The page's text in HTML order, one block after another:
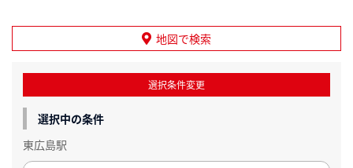
地図で検索
選択条件変更
選択中の条件
東広島駅